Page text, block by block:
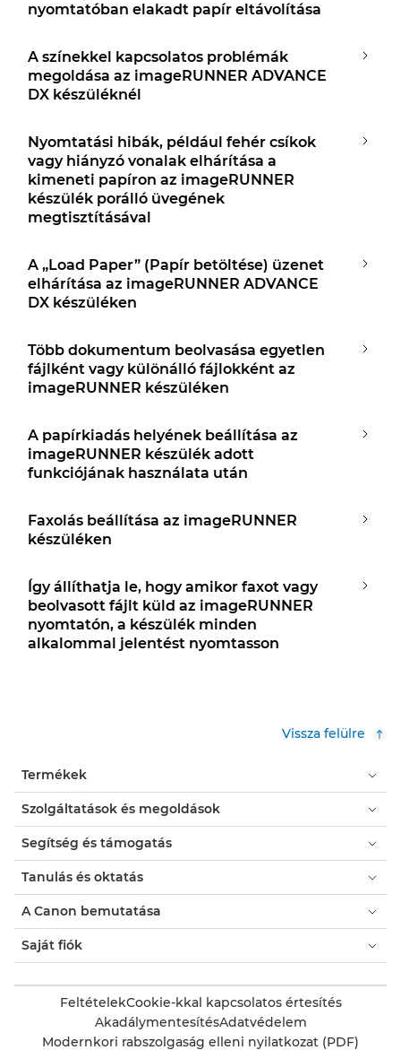
nyomtatóban elakadt papír eltávolítása
A színekkel kapcsolatos problémák
megoldása az imageRUNNER ADVANCE
DX készüléknél
Nyomtatási hibák, például fehér csíkok
vagy hiányzó vonalak elhárítása a
kimeneti papíron az imageRUNNER
készülék porálló üvegének
megtisztításával
A „Load Paper” (Papír betöltése) üzenet
elhárítása az imageRUNNER ADVANCE
DX készüléken
Több dokumentum beolvasása egyetlen
fájlként vagy különálló fájlokként az
imageRUNNER készüléken
A papírkiadás helyének beállítása az
imageRUNNER készülék adott
funkciójának használata után
Faxolás beállítása az imageRUNNER
készüléken
Így állíthatja le, hogy amikor faxot vagy
beolvasott fájlt küld az imageRUNNER
nyomtatón, a készülék minden
alkalommal jelentést nyomtasson
Vissza felülre
Termékek
Szolgáltatások és megoldások
Segítség és támogatás
Tanulás és oktatás
A Canon bemutatása
Saját fiók
FeltételekCookie-kkal kapcsolatos értesítés
AkadálymentesítésAdatvédelem
Modernkori rabszolgaság elleni nyilatkozat (PDF)